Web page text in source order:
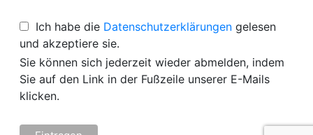
Ich habe die Datenschutzerklärungengelesen
und akzeptiere sie.
Sie können sich jederzeit wieder abmelden, indem
Sie auf den Link in der Fußzeile unserer E-Mails
klicken.